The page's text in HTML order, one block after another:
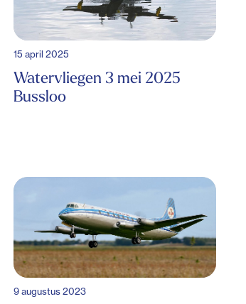
15 april 2025
Watervliegen 3 mei 2025
Bussloo
9 augustus 2023